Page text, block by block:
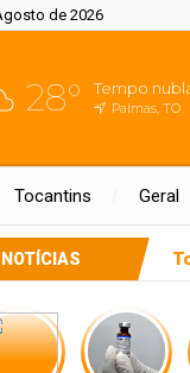
de 2026
28° Tempo
Palmas, TO
Tocantins Geral